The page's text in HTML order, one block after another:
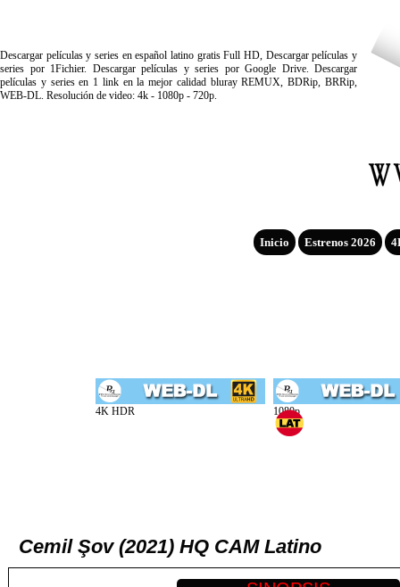
Descargar películas y series en español latino gratis Full HD, Descargar películas y
series por 1Fichier. Descargar películas y series por Google Drive. Descargar
películas y series en 1 link en la mejor calidad bluray REMUX, BDRip, BRRip,
WEB-DL. Resolución de video: 4k - 1080p - 720p.
Inicio Estrenos 2026
Cemil Şov (2021) HQ CAM Latino